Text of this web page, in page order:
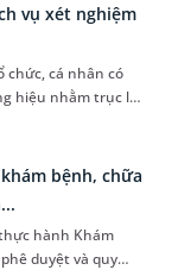
vụ xét nghiệm
cá nhân có
hiệu nhằm trục lợi,
phát đi thông báo
tính và cảnh báo
các kênh truyền
xác thực nhân
túc nhằm bảo
bệnh, chữa
hành Khám
duyệt và quy